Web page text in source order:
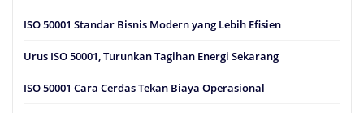
ISO 50001 Standar Bisnis Modern yang Lebih Efisien
Urus ISO 50001, Turunkan Tagihan Energi Sekarang
ISO 50001 Cara Cerdas Tekan Biaya Operasional